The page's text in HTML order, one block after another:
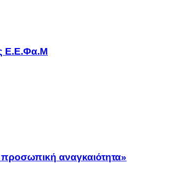
Ε.Ε.Φα.Μ
προσωπική αναγκαιότητα»